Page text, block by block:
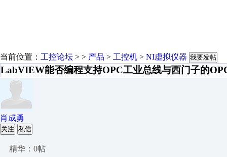
当前位置： 工控论坛 > > 产品 > 工控机 > NI虚拟仪器 我要发帖
LabVIEW能否编程支持OPC工业总线与西门子的
肖成勇
关注 私信
精华：0帖